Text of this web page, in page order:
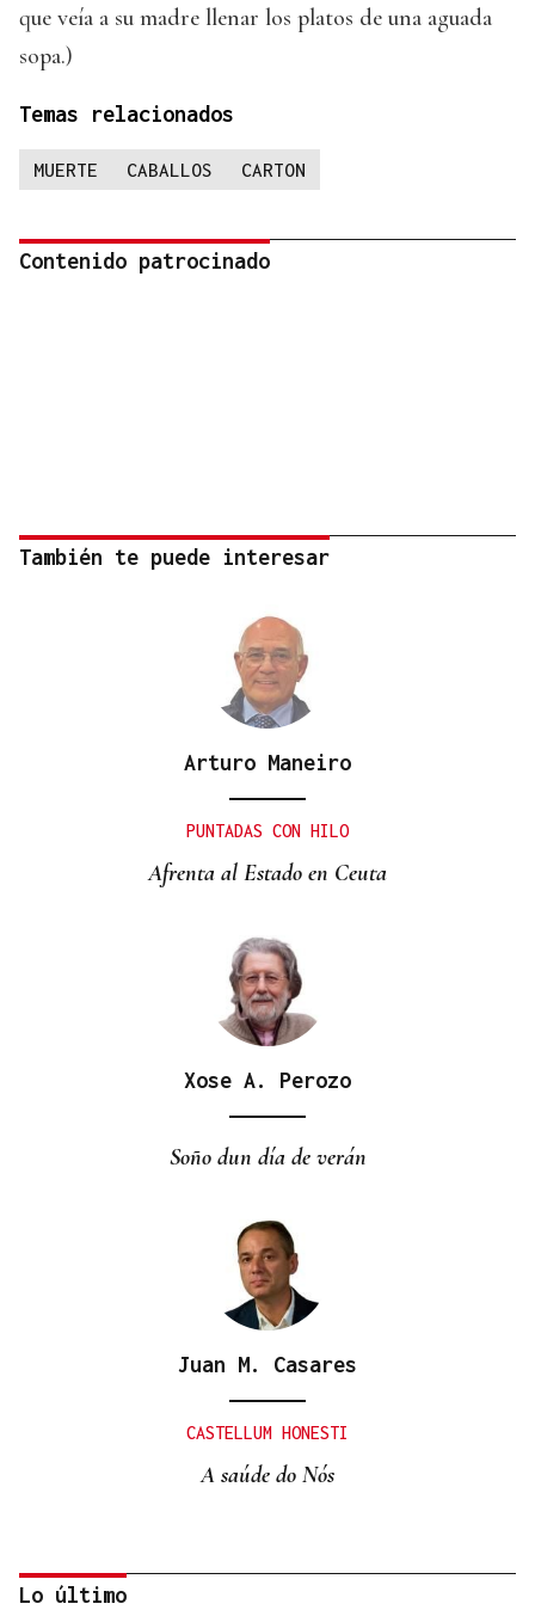
que veía a su madre llenar los platos de una aguada
sopa.)
Temas relacionados
MUERTE CABALLOS CARTON
Contenido patrocinado
También te puede interesar
Arturo Maneiro
PUNTADAS CON HILO
Afrenta al Estado en Ceuta
Xose A. Perozo
Soño dun día de verán
Juan M. Casares
CASTELLUM HONESTI
A saúde do Nós
Lo último